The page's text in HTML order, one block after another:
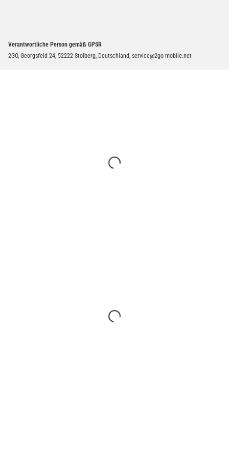
Verantwortliche Person gemäß GPSR
2GO, Georgsfeld 24, 52222 Stolberg, Deutschland, service@2go-mobile.net